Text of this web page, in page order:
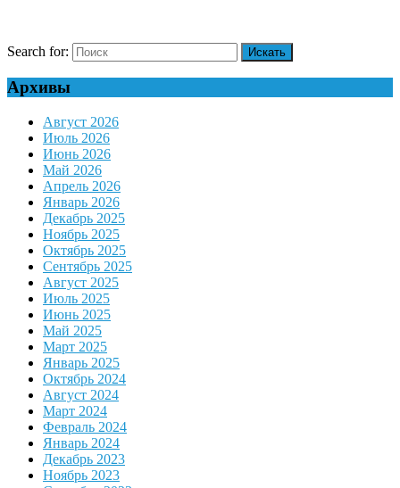
Search for:
Архивы
Август 2026
Июль 2026
Июнь 2026
Май 2026
Апрель 2026
Январь 2026
Декабрь 2025
Ноябрь 2025
Октябрь 2025
Сентябрь 2025
Август 2025
Июль 2025
Июнь 2025
Май 2025
Март 2025
Январь 2025
Октябрь 2024
Август 2024
Март 2024
Февраль 2024
Январь 2024
Декабрь 2023
Ноябрь 2023